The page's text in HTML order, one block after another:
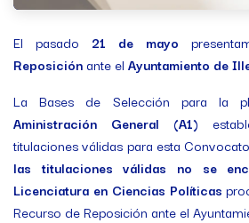
El pasado 21 de mayo
Reposiciónante el Ayuntamiento de
La Bases de Selección para la
Aministración General (A1)
titulaciones válidas para esta
las titulaciones válidas no se
Licenciatura en Ciencias Políticas
Recurso de Reposición ante el